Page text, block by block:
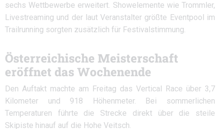
sechs Wettbewerbe erweitert. Showelemente wie Trommler,
Livestreaming und der laut Veranstalter größte Eventpool im
Trailrunning sorgten zusätzlich für Festivalstimmung.
Österreichische Meisterschaft
eröffnet das Wochenende
Den Auftakt machte am Freitag das Vertical Race über 3,7
Kilometer und 918 Höhenmeter. Bei sommerlichen
Temperaturen führte die Strecke direkt über die steile
Skipiste hinauf auf die Hohe Veitsch.